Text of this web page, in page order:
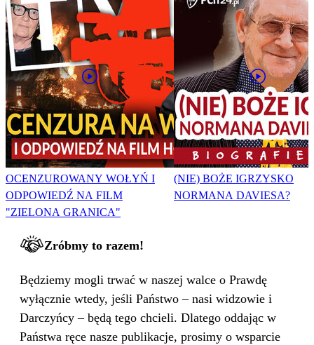
OCENZUROWANY WOŁYŃ I
ODPOWIEDŹ NA FILM
"ZIELONA GRANICA"
(NIE) BOŻE IGRZYSKO
NORMANA DAVIESA?
Zróbmy to razem!
Będziemy mogli trwać w naszej walce o Prawdę
wyłącznie wtedy, jeśli Państwo – nasi widzowie i
Darczyńcy – będą tego chcieli. Dlatego oddając w
Państwa ręce nasze publikacje, prosimy o wsparcie